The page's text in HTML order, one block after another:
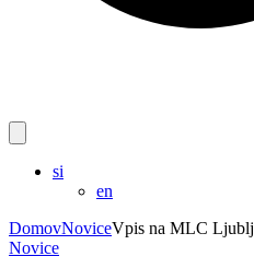
si
en
DomovNoviceVpis na MLC
Novice